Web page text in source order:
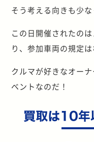
そう考える向きも少な
この日開催されたの
り、参加車両の規定は
クルマが好きなオー
ベントなのだ！